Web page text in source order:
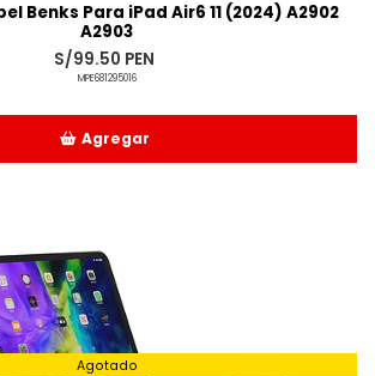
Benks Para iPad Air6 11 (2024) A2902
A2903
S/99.50 PEN
MPE681295016
Agregar
Agotado